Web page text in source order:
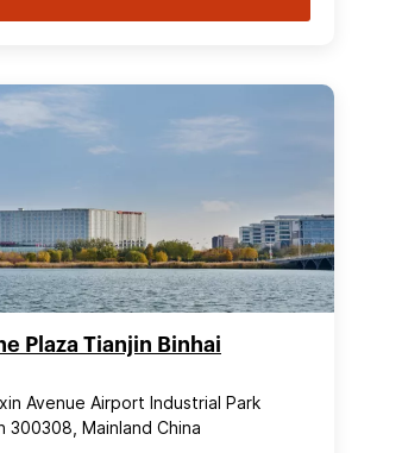
Plaza Tianjin Binhai
Avenue Airport Industrial Park
300308, Mainland China